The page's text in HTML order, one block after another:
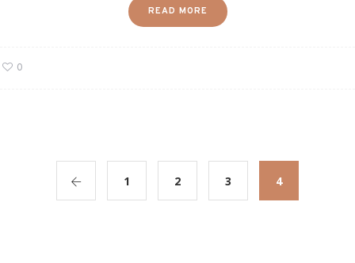
READ MORE
0
1 2 3 4